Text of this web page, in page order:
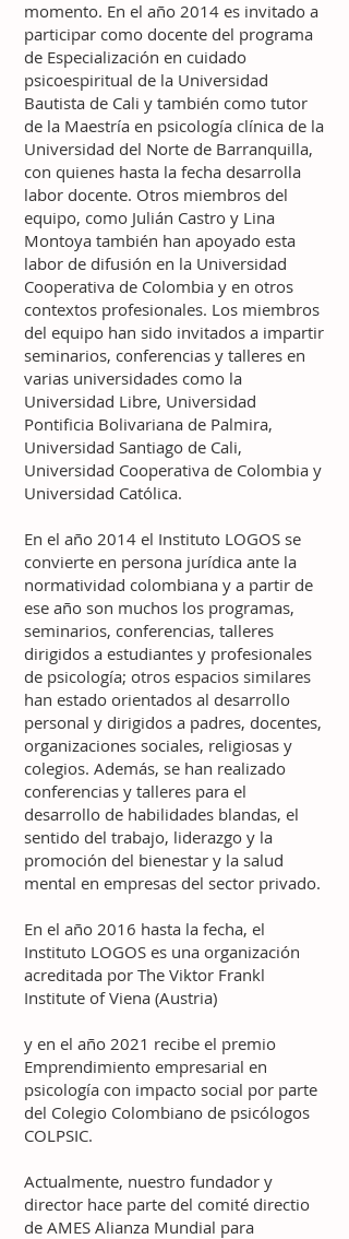
momento. En el año 2014 es invitado a
participar como docente del programa
de Especialización en cuidado
psicoespiritual de la Universidad
Bautista de Cali y también como tutor
de la Maestría en psicología clínica de la
Universidad del Norte de Barranquilla,
con quienes hasta la fecha desarrolla
labor docente. Otros miembros del
equipo, como Julián Castro y Lina
Montoya también han apoyado esta
labor de difusión en la Universidad
Cooperativa de Colombia y en otros
contextos profesionales. Los miembros
del equipo han sido invitados a impartir
seminarios, conferencias y talleres en
varias universidades como la
Universidad Libre, Universidad
Pontificia Bolivariana de Palmira,
Universidad Santiago de Cali,
Universidad Cooperativa de Colombia y
Universidad Católica.
En el año 2014 el Instituto LOGOS se
convierte en persona jurídica ante la
normatividad colombiana y a partir de
ese año son muchos los programas,
seminarios, conferencias, talleres
dirigidos a estudiantes y profesionales
de psicología; otros espacios similares
han estado orientados al desarrollo
personal y dirigidos a padres, docentes,
organizaciones sociales, religiosas y
colegios. Además, se han realizado
conferencias y talleres para el
desarrollo de habilidades blandas, el
sentido del trabajo, liderazgo y la
promoción del bienestar y la salud
mental en empresas del sector privado.
En el año 2016 hasta la fecha, el
Instituto LOGOS es una organización
acreditada por The Viktor Frankl
Institute of Viena (Austria)
y en el año 2021 recibe el premio
Emprendimiento empresarial en
psicología con impacto social por parte
del Colegio Colombiano de psicólogos
COLPSIC.
Actualmente, nuestro fundador y
director hace parte del comité directio
de AMES Alianza Mundial para